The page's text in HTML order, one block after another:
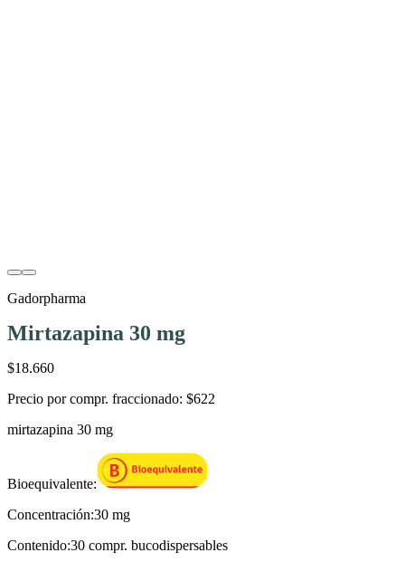
Gadorpharma
Mirtazapina 30 mg
$18.660
Precio por compr. fraccionado: $622
mirtazapina 30 mg
Bioequivalente:
Concentración:30 mg
Contenido:30 compr. bucodispersables